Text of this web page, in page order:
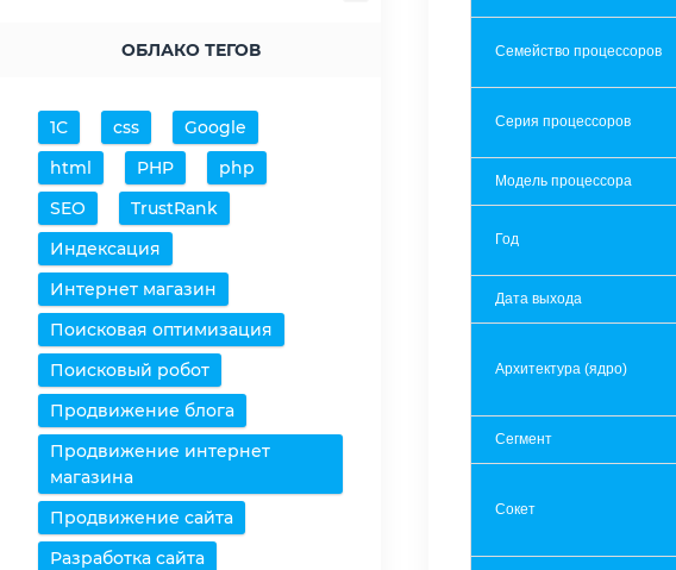
ОБЛАКО ТЕГОВ
1С css
Google
html
PHP
php
SEO
TrustRank
Индексация
Интернет магазин
Поисковая оптимизация
Поисковый робот
Продвижение блога
Продвижение интернет
магазина
Продвижение сайта
Разработка сайта
Семейство процессоров
Серия процессоров
Модель процессора
Год
Дата выхода
Архитектура (ядро)
Сегмент
Сокет